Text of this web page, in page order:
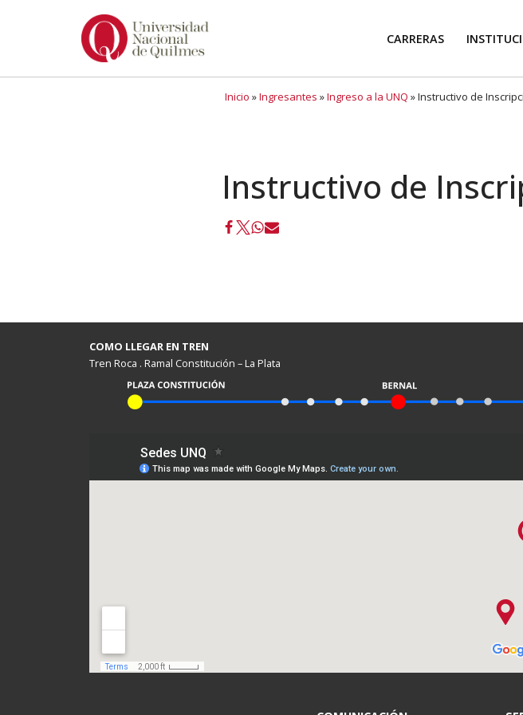
CARRERAS
Inicio »Ingresantes »Ingreso a la UNQ »Instructivo de
Instructivo de
COMO LLEGAR EN TREN
Tren Roca . Ramal Constitución – La Plata